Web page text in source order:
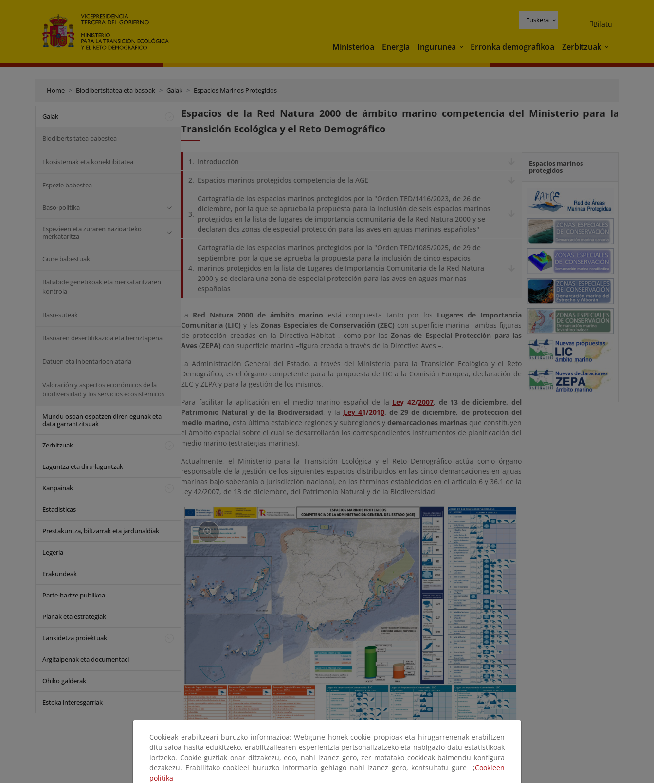
Euskera Bilatu
Ministerioa Energia Ingurunea Ingurunea
Erronka demografikoa Zerbitzuak Zerbitzuak
Home Biodibertsitatea eta basoak Gaiak Espacios Marinos Protegidos
Gaiak
Biodibertsitatea babestea
Ekosistemak eta konektibitatea
Espezie babestea
Baso-politika
Espezieen eta zuraren nazioarteko
merkataritza
Gune babestuak
Baliabide genetikoak eta merkataritzaren
kontrola
Baso-suteak
Basoaren desertifikazioa eta berriztapena
Datuen eta inbentarioen ataria
Valoración y aspectos económicos de la
biodiversidad y los servicios ecosistémicos
Mundu osoan ospatzen diren egunak eta
data garrantzitsuak
Zerbitzuak
Laguntza eta diru-laguntzak
Kanpainak
Estadísticas
Prestakuntza, biltzarrak eta jardunaldiak
Legeria
Erakundeak
Parte-hartze publikoa
Planak eta estrategiak
Lankidetza proiektuak
Argitalpenak eta documentaci
Ohiko galderak
Esteka interesgarriak
Espacios de la Red Natura 2000 de ámbito marino competencia del Ministerio para la
Transición Ecológica y el Reto Demográfico
Introducción
Espacios marinos protegidos competencia de la AGE
Cartografía de los espacios marinos protegidos por la "Orden TED/1416/2023, de 26 de
diciembre, por la que se aprueba la propuesta para la inclusión de seis espacios marinos
protegidos en la lista de lugares de importancia comunitaria de la Red Natura 2000 y se
declaran dos zonas de especial protección para las aves en aguas marinas españolas"
Cartografía de los espacios marinos protegidos por la "Orden TED/1085/2025, de 29 de
septiembre, por la que se aprueba la propuesta para la inclusión de cinco espacios
marinos protegidos en la lista de Lugares de Importancia Comunitaria de la Red Natura
2000 y se declara una zona de especial protección para las aves en aguas marinas
españolas
La Red Natura 2000 de ámbito marino está compuesta tanto por los Lugares de Importancia
Comunitaria (LIC) y las Zonas Especiales de Conservación (ZEC) con superficie marina –ambas figuras
de protección creadas en la Directiva Hábitat–, como por las Zonas de Especial Protección para las
Aves (ZEPA) con superficie marina –figura creada a través de la Directiva Aves –.
La Administración General del Estado, a través del Ministerio para la Transición Ecológica y el Reto
Demográfico, es el órgano competente para la propuesta de LIC a la Comisión Europea, declaración de
ZEC y ZEPA y para la gestión de los mismos.
Para facilitar la aplicación en el medio marino español de la Ley 42/2007, de 13 de diciembre, del
Patrimonio Natural y de la Biodiversidad, y la Ley 41/2010, de 29 de diciembre, de protección del
medio marino, esta última establece regiones y subregiones y demarcaciones marinas que constituyen
el ámbito espacial sobre el cual se desarrollarán los correspondientes instrumentos de planificación del
medio marino (estrategias marinas).
Actualmente, el Ministerio para la Transición Ecológica y el Reto Demográfico actúa como órgano
responsable de la gestión de los siguientes espacios distribuidos en las cinco demarcaciones en aguas
marinas bajo soberanía o jurisdicción nacional, en los términos establecidos en el artículo 6 y 36.1 de la
Ley 42/2007, de 13 de diciembre, del Patrimonio Natural y de la Biodiversidad:
Lugares de Importancia Comunitaria
Espacios marinos
protegidos
Cookieak erabiltzeari buruzko informazioa: Webgune honek cookie propioak eta hirugarrenenak erabiltzen
ditu saioa hasita edukitzeko, erabiltzailearen esperientzia pertsonalizatzeko eta nabigazio-datu estatistikoak
lortzeko. Cookie guztiak onar ditzakezu, edo, nahi izanez gero, zer motatako cookieak baimendu konfigura
dezakezu. Erabilitako cookieei buruzko informazio gehiago nahi izanez gero, kontsultatu gure ;Cookieen
politika